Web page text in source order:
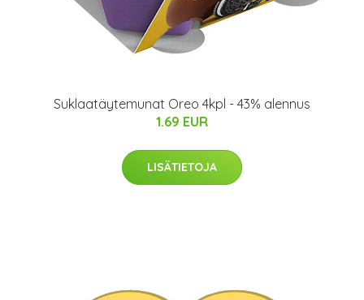
Suklaatäytemunat Oreo 4kpl - 43% alennus
1.69 EUR
LISÄTIETOJA